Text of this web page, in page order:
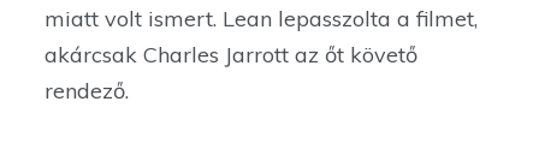
miatt volt ismert. Lean lepasszolta a filmet,
akárcsak Charles Jarrott az őt követő
rendező.